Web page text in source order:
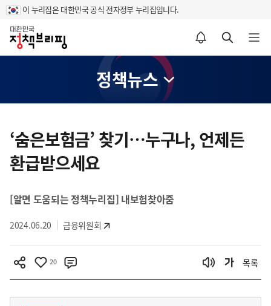
이 누리집은 대한민국 공식 전자정부 누리집입니다.
홈
알림설정 바로가기 검색 바로가기 메뉴 열기
정책뉴스
텐
영
‘숨은보험금’ 찾기…누구나, 언제든
환급받으세요
[알면 도움되는 정책누리집] 내보험찾아줌
2024.06.20 금융위원회
20 목록